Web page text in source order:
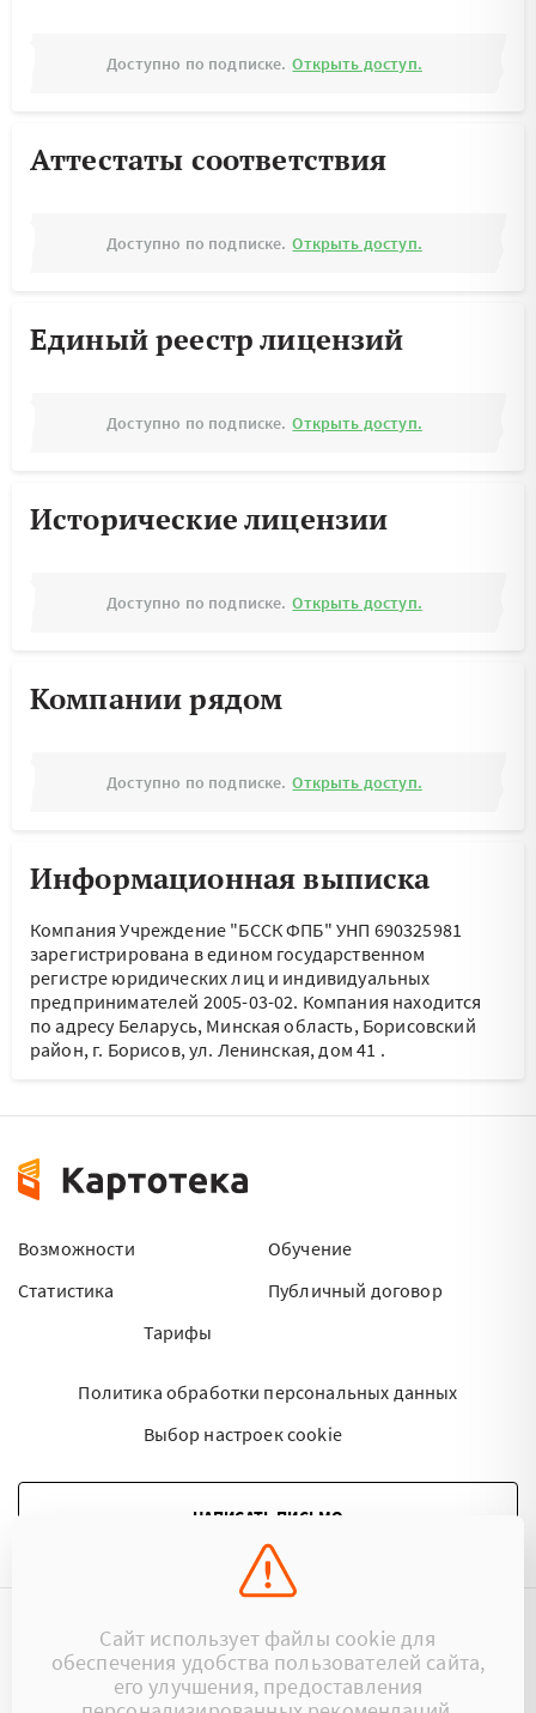
Доступно по подписке. Открыть доступ.
Аттестаты соответствия
Доступно по подписке. Открыть доступ.
Единый реестр лицензий
Доступно по подписке. Открыть доступ.
Исторические лицензии
Доступно по подписке. Открыть доступ.
Компании рядом
Доступно по подписке. Открыть доступ.
Информационная выписка
Компания Учреждение "БССК ФПБ" УНП 690325981
зарегистрирована в едином государственном
регистре юридических лиц и индивидуальных
предпринимателей 2005-03-02. Компания находится
по адресу Беларусь, Минская область, Борисовский
район, г. Борисов, ул. Ленинская, дом 41 .
Возможности
Статистика
Тарифы
Обучение
Публичный договор
Политика обработки персональных данных
Выбор настроек cookie
НАПИСАТЬ ПИСЬМО
©2015 - 2026 Kartoteka.by Все права защищены.
+375 (29) 17-383-17 ООО «Картотека»
Сайт использует файлы cookie для
обеспечения удобства пользователей сайта,
его улучшения, предоставления